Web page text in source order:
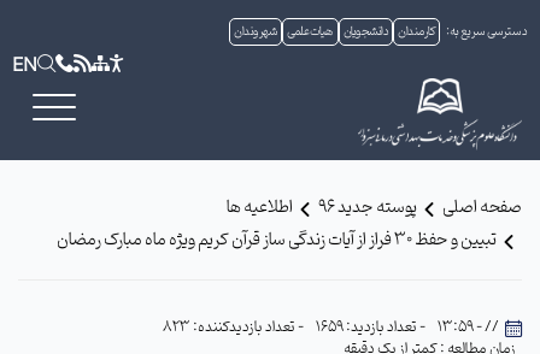
دسترسی سریع به: کارمندان دانشجویان هیات علمی شهروندان
EN
صفحه اصلی پوسته جدید 96
اطلاعیه ها
تبیین و حفظ 30 فراز از آیات زندگی ساز قرآن کریم ویژه ماه مبارک رمضان
// - 13:59 - تعداد بازدید: 1659
- تعداد بازدیدکننده: 823
زمان مطالعه : کمتر از یک دقیقه